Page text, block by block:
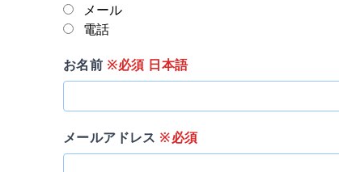
メール
電話
お名前 ※必須 日本語
メールアドレス ※必須